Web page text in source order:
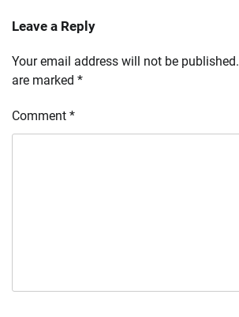
Leave a Reply
Your email address will not be published.
are marked *
Comment *